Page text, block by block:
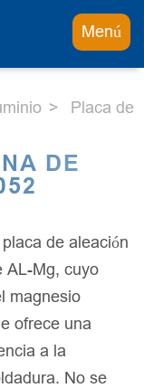
Menú
Placa de
DE
de aleación
AL-Mg, cuyo
magnesio
ofrece una
a la
No se